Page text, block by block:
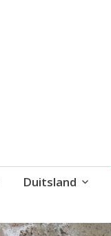
Duitsland